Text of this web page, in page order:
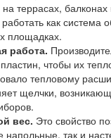
террасах,
как система
площадках.
работа.
чтобы их
тепловому
щелчки,
вес. Это свойство
напольные, так и